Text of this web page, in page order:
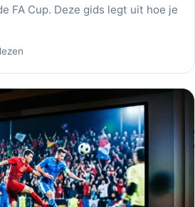
FA Cup. Deze gids legt uit hoe je